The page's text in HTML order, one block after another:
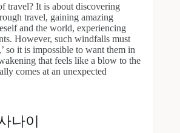
travel? It is about discovering
travel, gaining amazing
and the world, experiencing
However, such windfalls must
so it is impossible to want them in
that feels like a blow to the
comes at an unexpected
나이